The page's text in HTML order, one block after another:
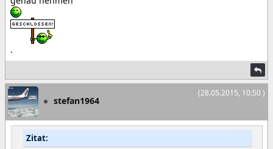
.
(28.05.2015, 10:50 )
stefan1964
Zitat: